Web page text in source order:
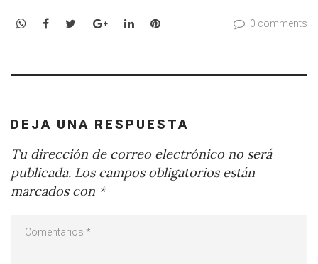
WhatsApp
Facebook
TwitterGoogle+LinkedInPinterest 0 comments
DEJA UNA RESPUESTA
Tu dirección de correo electrónico no será
publicada. Los campos obligatorios están
marcados con *